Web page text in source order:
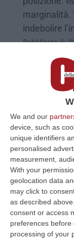
We and our
device, such as
unique identifiers
personalised
measurement,
With your
geolocation data
may click to
as described
consent or access
preferences before
processing of your
marginalità.
indebolire
Pubblicato il:
Romeo:
periferie»
Il sindaco